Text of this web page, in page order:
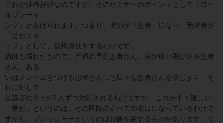
これが結構好評なのですが、そのセミナーのポイントとして「ロー
ルプレーイ
ング」があげられます。つまり、講師が「患者」になり、受講者が
「受付スタ
ッフ」として、仮想演技をするわけです。
講師も慣れたもので、普通の予約患者さん、歯が痛い飛び込み患者
さん、ある
いはクレームをつける患者さん…と様々な患者さんを演じます。そ
れに対して
受講者の方々が1人ずつ対応されるわけですが、これが中々難しい。
「受付」というのは、その医院のすべての窓口になっているわけで
すから、プレッシャーというのは想像を絶するものがあります。で